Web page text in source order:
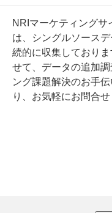
NRIマーケティング
は、シングルソース
続的に収集しており
せて、データの追加
ング課題解決のお手
り、お気軽にお問合せ